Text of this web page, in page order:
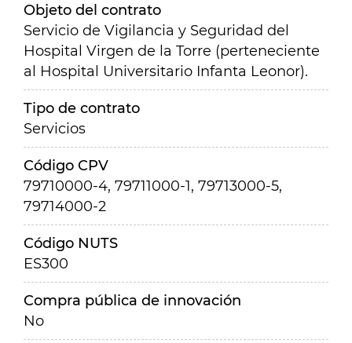
Objeto del contrato
Servicio de Vigilancia y Seguridad del
Hospital Virgen de la Torre (perteneciente
al Hospital Universitario Infanta Leonor).
Tipo de contrato
Servicios
Código CPV
79710000-4, 79711000-1, 79713000-5,
79714000-2
Código NUTS
ES300
Compra pública de innovación
No